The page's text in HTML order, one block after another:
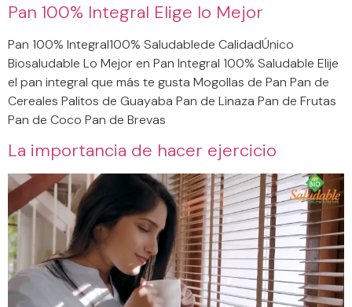
Pan 100% Integral Elige lo Mejor
Pan 100% Integral100% Saludablede CalidadÚnico
Biosaludable Lo Mejor en Pan Integral 100% Saludable Elije
el pan integral que más te gusta Mogollas de Pan Pan de
Cereales Palitos de Guayaba Pan de Linaza Pan de Frutas
Pan de Coco Pan de Brevas
La importancia de hacer ejercicio